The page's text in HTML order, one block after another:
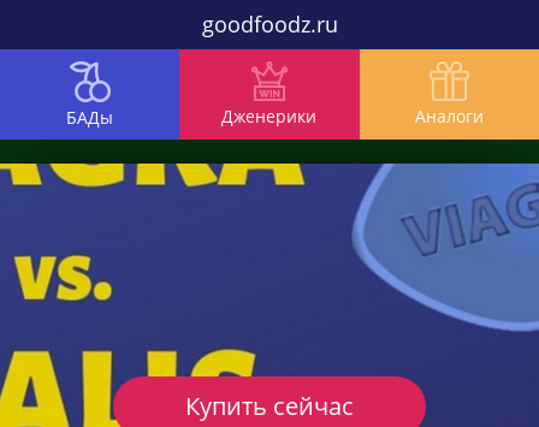
goodfoodz.ru
БАДы Дженерики Аналоги
Купить сейчас